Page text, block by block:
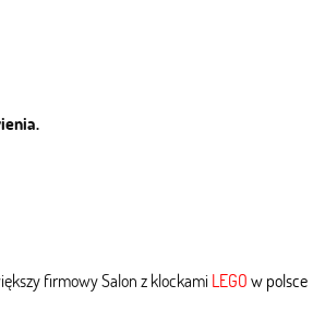
firmowy Salon z klockami LEGOw polsce